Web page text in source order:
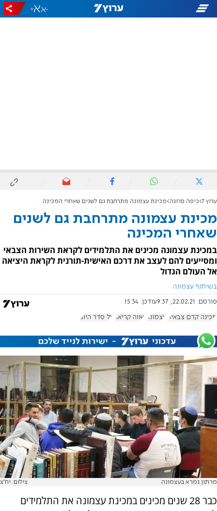
-
+
ערוץ 7 כיפה סרוגה מכינת עצמונה מתרחבת גם לשנים שאחרי המכינה
מכינת עצמונה מתרחבת גם לשנים
שאחרי המכינה
במכינת עצמונה מכינים את התלמידים לקראת השירות הצבאי
ומסייעים להם לעצב את דרכם האישית-תורנית לקראת היציאה
אל העולם הגדול
בשיתוף עצמונה
פורסם: 22.02.21, 9:37 עודכן: 15:34
מכינה קדם צבאית עצמונה שווה קריאה על סדר היום
מרתון גמרא בעצמונה צילום: יח"צ
כבר 28 שנים מכינים במכינת עצמונה את התלמידים